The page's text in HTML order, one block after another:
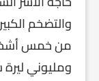
والتضخم
من خمس
ومليوني